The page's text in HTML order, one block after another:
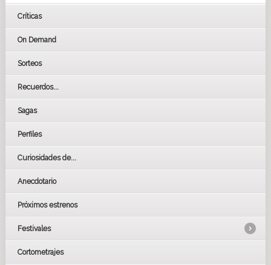
Críticas
On Demand
Sorteos
Recuerdos...
Sagas
Perfiles
Curiosidades de...
Anecdotario
Próximos estrenos
Festivales
LOS OSCARS
Cortometrajes